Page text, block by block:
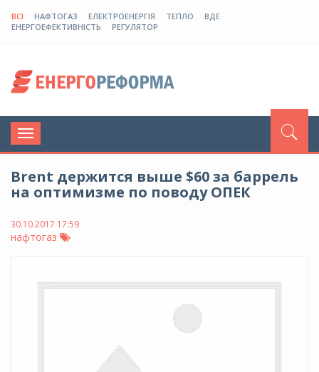
ВСІ НАФТОГАЗ ЕЛЕКТРОЕНЕРГІЯ ТЕПЛО
ВДЕ
ЕНЕРГОЕФЕКТИВНІСТЬ
РЕГУЛЯТОР
Toggle
navigation
Brent держится выше $60 за баррель
на оптимизме по поводу ОПЕК
30.10.2017 17:59
нафтогаз